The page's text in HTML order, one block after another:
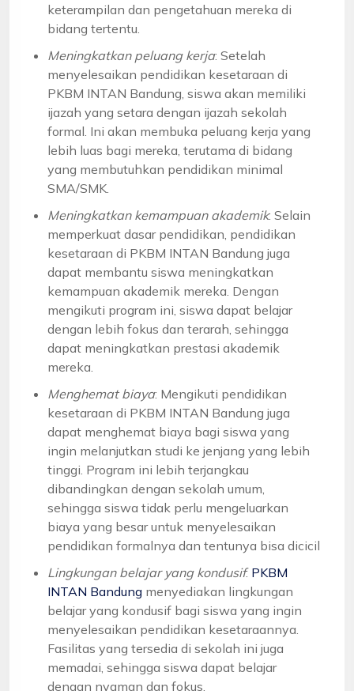
keterampilan dan pengetahuan mereka di
bidang tertentu.
Meningkatkan peluang kerja: Setelah
menyelesaikan pendidikan kesetaraan di
PKBM INTAN Bandung, siswa akan memiliki
ijazah yang setara dengan ijazah sekolah
formal. Ini akan membuka peluang kerja yang
lebih luas bagi mereka, terutama di bidang
yang membutuhkan pendidikan minimal
SMA/SMK.
Meningkatkan kemampuan akademik: Selain
memperkuat dasar pendidikan, pendidikan
kesetaraan di PKBM INTAN Bandung juga
dapat membantu siswa meningkatkan
kemampuan akademik mereka. Dengan
mengikuti program ini, siswa dapat belajar
dengan lebih fokus dan terarah, sehingga
dapat meningkatkan prestasi akademik
mereka.
Menghemat biaya: Mengikuti pendidikan
kesetaraan di PKBM INTAN Bandung juga
dapat menghemat biaya bagi siswa yang
ingin melanjutkan studi ke jenjang yang lebih
tinggi. Program ini lebih terjangkau
dibandingkan dengan sekolah umum,
sehingga siswa tidak perlu mengeluarkan
biaya yang besar untuk menyelesaikan
pendidikan formalnya dan tentunya bisa dicicil
Lingkungan belajar yang kondusif: PKBM
INTAN Bandung menyediakan lingkungan
belajar yang kondusif bagi siswa yang ingin
menyelesaikan pendidikan kesetaraannya.
Fasilitas yang tersedia di sekolah ini juga
memadai, sehingga siswa dapat belajar
dengan nyaman dan fokus.